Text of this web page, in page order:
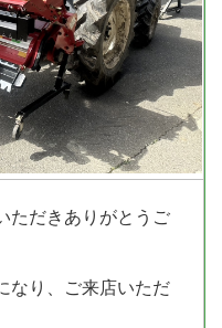
ただきありがとうご
なり、ご来店いただ